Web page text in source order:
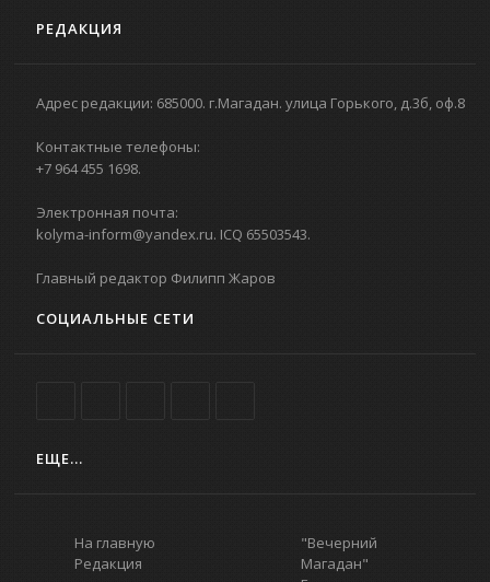
РЕДАКЦИЯ
Адрес редакции: 685000. г.Магадан. улица Горького, д.3б, оф.8
Контактные телефоны:
+7 964 455 1698.
Электронная почта:
kolyma-inform@yandex.ru. ICQ 65503543.
Главный редактор Филипп Жаров
СОЦИАЛЬНЫЕ СЕТИ
ЕЩЕ...
На главную
Редакция
"Вечерний
Магадан"